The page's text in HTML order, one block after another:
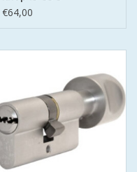
keersleutels
€64,00